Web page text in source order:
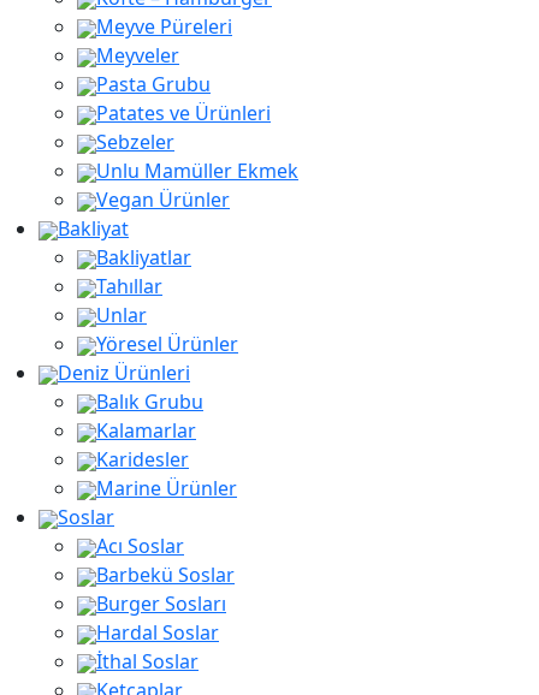
Meyve Püreleri
Meyveler
Pasta Grubu
Patates ve Ürünleri
Sebzeler
Unlu Mamüller Ekmek
Vegan Ürünler
Bakliyat
Bakliyatlar
Tahıllar
Unlar
Yöresel Ürünler
Deniz Ürünleri
Balık Grubu
Kalamarlar
Karidesler
Marine Ürünler
Soslar
Acı Soslar
Barbekü Soslar
Burger Sosları
Hardal Soslar
İthal Soslar